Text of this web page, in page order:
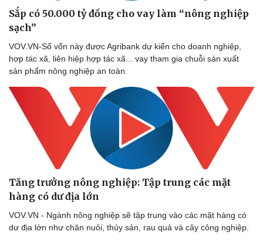
Doanh nghiệp
Thông tin doanh nghiệp
Doanh nhân
Vì cộng đồng
Công nghệ
Trải nghiệm
Chuyển đổi số
Sắp có 50.000 tỷ đồng cho vay làm “nông nghiệp
sạch”
VOV.VN-Số vốn này được Agribank dự kiến cho doanh nghiệp,
hợp tác xã, liên hiệp hợp tác xã... vay tham gia chuỗi sản xuất
sản phẩm nông nghiệp an toàn.
Tăng trưởng nông nghiệp: Tập trung các mặt
hàng có dư địa lớn
VOV.VN - Ngành nông nghiệp sẽ tập trung vào các mặt hàng có
dư địa lớn như chăn nuôi, thủy sản, rau quả và cây công nghiệp.